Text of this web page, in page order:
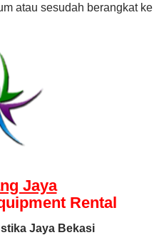
atau sesudah berangkat ke
Jaya
Rental
Jaya Bekasi